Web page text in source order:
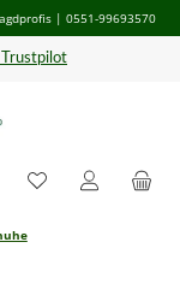
| 0551-99693570